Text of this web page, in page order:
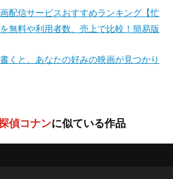
配信サービスおすすめランキング【忙
無料や利用者数、売上で比較！簡易版
くと、あなたの好みの映画が見つかり
偵コナンに似ている作品